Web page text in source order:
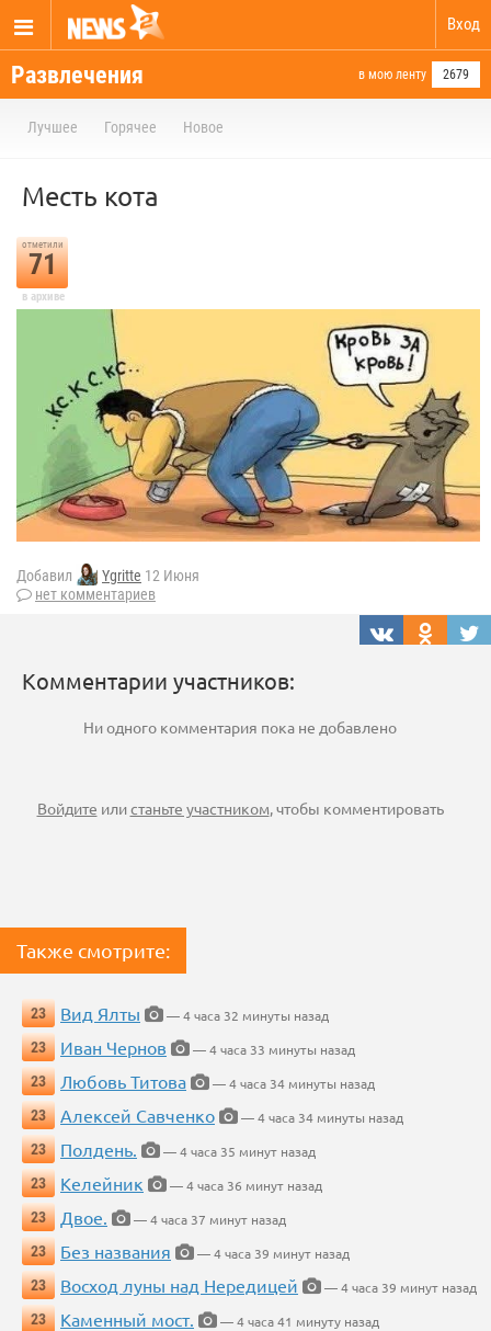
Вход
Развлечения в мою ленту 2679
Лучшее Горячее Новое
Месть кота
отметили
71
в архиве
Добавил Ygritte 12 Июня
нет комментариев
Комментарии участников:
Ни одного комментария пока не добавлено
Войдите илистаньте участником, чтобы комментировать
Также смотрите:
23 Вид Ялты
— 4 часа 32 минуты назад
23
Иван Чернов
— 4 часа 33 минуты назад
23
Любовь Титова
— 4 часа 34 минуты назад
23
Алексей Савченко
— 4 часа 34 минуты назад
23
Полдень.
— 4 часа 35 минут назад
23
Келейник
— 4 часа 36 минут назад
23
Двое.
— 4 часа 37 минут назад
23
Без названия
— 4 часа 39 минут назад
23
Восход луны над Нередицей
— 4 часа 39 минут назад
23
Каменный мост. — 4 часа 41 минуту назад